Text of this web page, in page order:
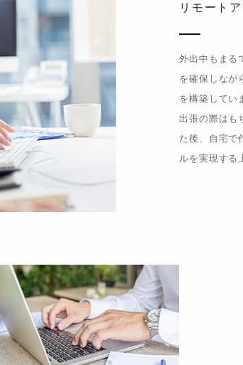
リモート
外出中もまる
を確保しなが
を構築してい
出張の際はも
た後、自宅で
ルを実現する